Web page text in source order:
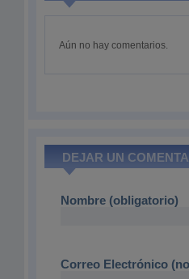
Aún no hay comentarios.
DEJAR UN
Nombre (obligatorio)
Correo Electrónico